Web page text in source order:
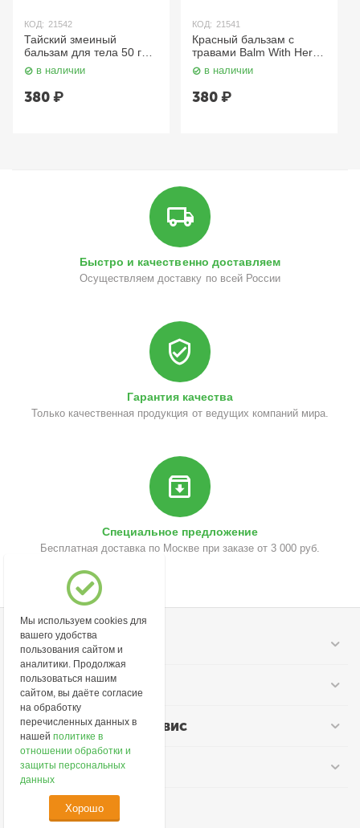
КОД: 21542
Тайский змеиный
бальзам для тела 50 г
Coco Blues
в наличии
380₽
КОД: 21541
Красный бальзам с
травами Balm With Herb
50 г Banna
в наличии
380₽
Быстро и качественно доставляем
Осуществляем доставку по всей России
Гарантия качества
Только качественная продукция от ведущих компаний мира.
Специальное предложение
Бесплатная доставка по Москве при заказе от 3 000 руб.
Моя учетная запись
Информация
Покупательский сервис
Контакты
Мы используем cookies для
вашего удобства
пользования сайтом и
аналитики. Продолжая
пользоваться нашим
сайтом, вы даёте согласие
на обработку
перечисленных данных в
нашейполитике в
отношении обработки и
защиты персональных
данных
Хорошо